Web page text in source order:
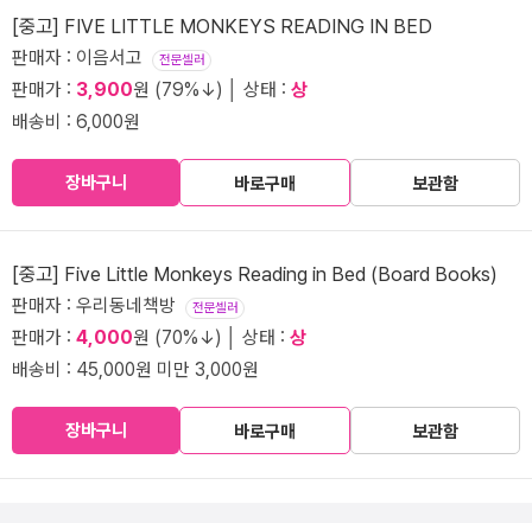
[중고] FIVE LITTLE MONKEYS READING IN BED
판매자 : 이음서고 전문셀러
판매가 : 3,900원 (79%↓) │ 상태 : 상
배송비 : 6,000원
장바구니 바로구매 보관함
[중고] Five Little Monkeys Reading in Bed (Board Books)
판매자 : 우리동네책방 전문셀러
판매가 : 4,000원 (70%↓) │ 상태 : 상
배송비 : 45,000원 미만 3,000원
장바구니 바로구매 보관함